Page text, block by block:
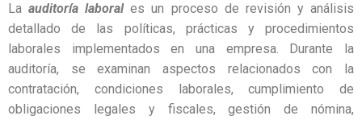
Laauditoría laborales un proceso de revisión y análisis
detallado de las políticas, prácticas y procedimientos
laborales implementados en una empresa. Durante la
auditoría, se examinan aspectos relacionados con la
contratación, condiciones laborales, cumplimiento de
obligaciones legales y fiscales, gestión de nómina,